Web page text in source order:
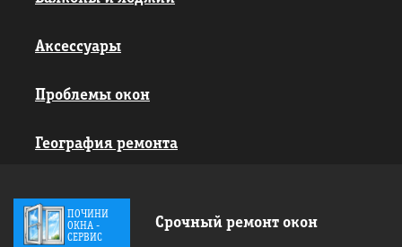
Аксессуары
Проблемы окон
География ремонта
ПОЧИНИ
ОКНА -
СЕРВИС
Срочный ремонт окон